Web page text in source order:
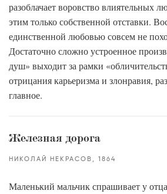
разоблачает воровство влиятельных
этим только собственной отставки.
единственной любовью совсем не
Достаточно сложно устроенное
душ» выходит за рамки
отрицания карьеризма и злонравия,
главное.
Железная дорога
НИКОЛАЙ НЕКРАСОВ 1864
Маленький мальчик спрашивает у